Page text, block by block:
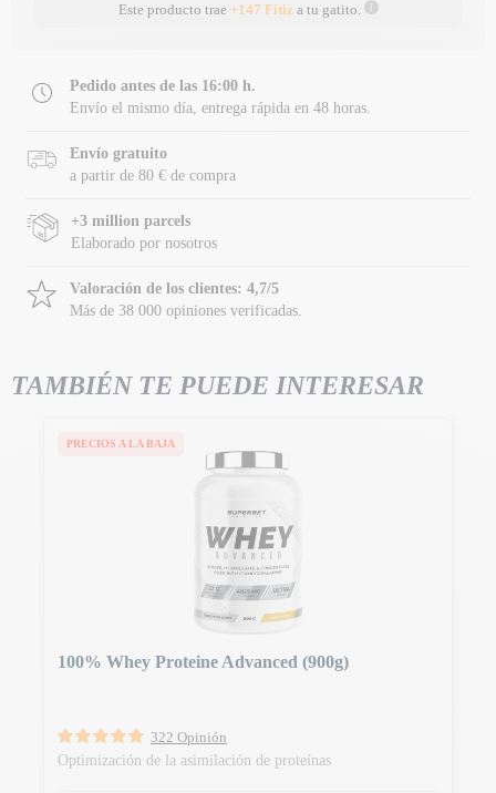
Este producto trae +147 Fitiza tu gatito.
Pedido antes de las 16:00 h.
Envío el mismo día, entrega rápida en 48 horas.
Envío gratuito
a partir de 80 € de compra
+3 million parcels
Elaborado por nosotros
Valoración de los clientes: 4,7/5
Más de 38 000 opiniones verificadas.
TAMBIÉN TE PUEDE INTERESAR
PRECIOS A LA BAJA
100% Whey Proteine Advanced (900g)
322 Opinión
Optimización de la asimilación de proteínas